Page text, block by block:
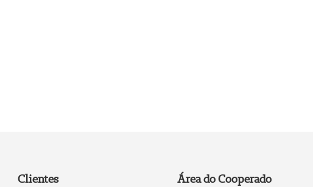
Clientes Área do Cooperado